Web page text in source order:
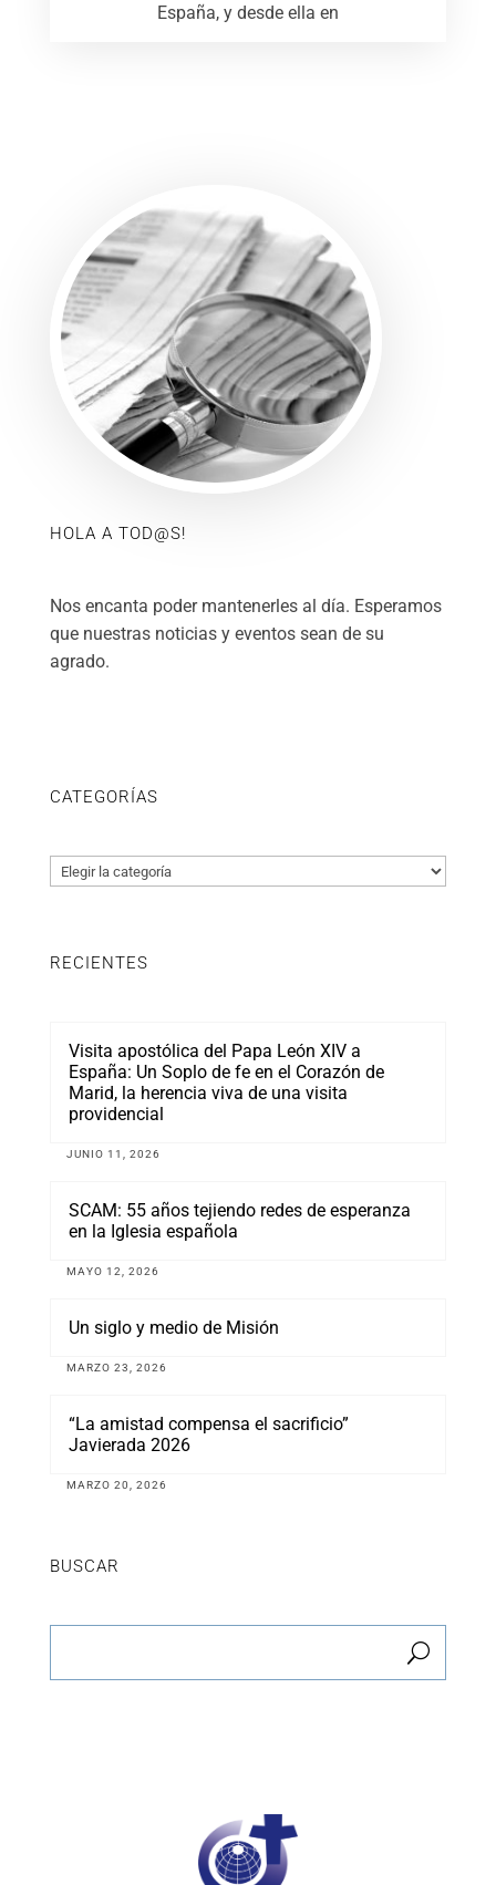
España, y desde ella en
HOLA A TOD@S!
Nos encanta poder mantenerles al día. Esperamos
que nuestras noticias y eventos sean de su
agrado.
CATEGORÍAS
Categorías
RECIENTES
Visita apostólica del Papa León XIV a
España: Un Soplo de fe en el Corazón de
Marid, la herencia viva de una visita
providencial
JUNIO 11, 2026
SCAM: 55 años tejiendo redes de esperanza
en la Iglesia española
MAYO 12, 2026
Un siglo y medio de Misión
MARZO 23, 2026
“La amistad compensa el sacrificio”
Javierada 2026
MARZO 20, 2026
BUSCAR